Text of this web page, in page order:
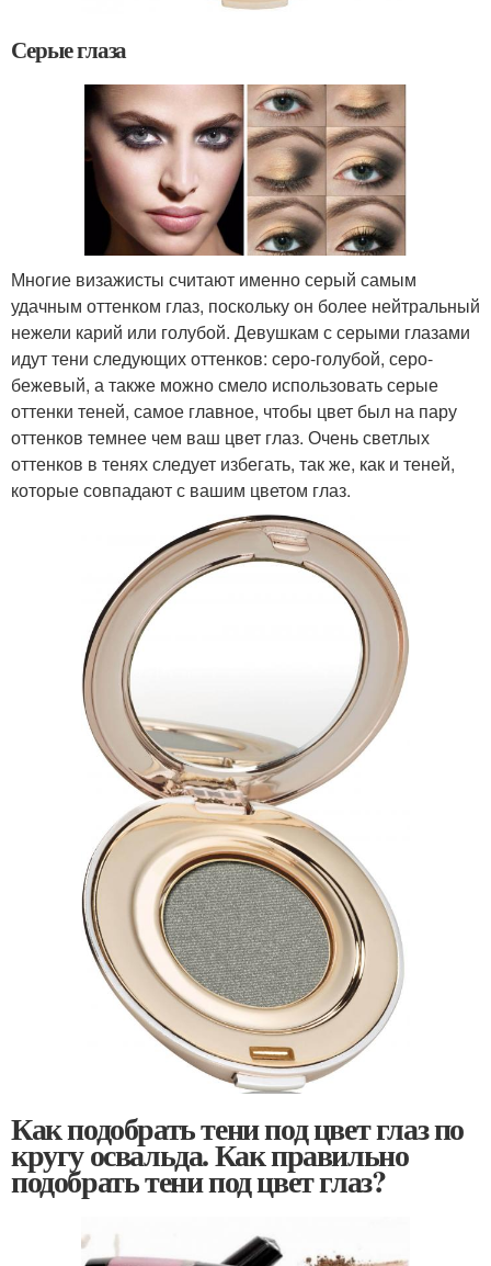
Серые глаза
Многие визажисты считают именно серый самым
удачным оттенком глаз, поскольку он более нейтральный
нежели карий или голубой. Девушкам с серыми глазами
идут тени следующих оттенков: серо-голубой, серо-
бежевый, а также можно смело использовать серые
оттенки теней, самое главное, чтобы цвет был на пару
оттенков темнее чем ваш цвет глаз. Очень светлых
оттенков в тенях следует избегать, так же, как и теней,
которые совпадают с вашим цветом глаз.
Как подобрать тени под цвет глаз по
кругу освальда. Как правильно
подобрать тени под цвет глаз?